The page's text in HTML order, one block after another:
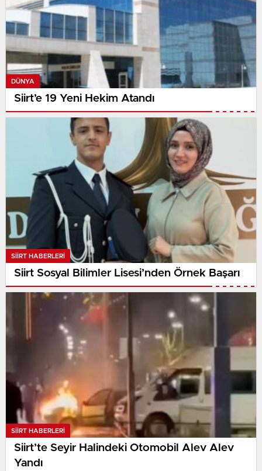
DÜNYA
Siirt’e 19 Yeni Hekim Atandı
SIIRT HABERLERI
Siirt Sosyal Bilimler Lisesi’nden Örnek Başarı
SIIRT HABERLERI
Siirt’te Seyir Halindeki Otomobil Alev Alev
Yandı